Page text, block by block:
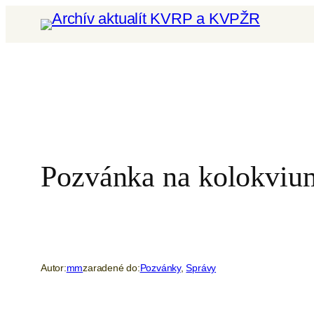
Prejsť
Pozvánka na
Autor:mmzaradené do:Pozvánky, Správy